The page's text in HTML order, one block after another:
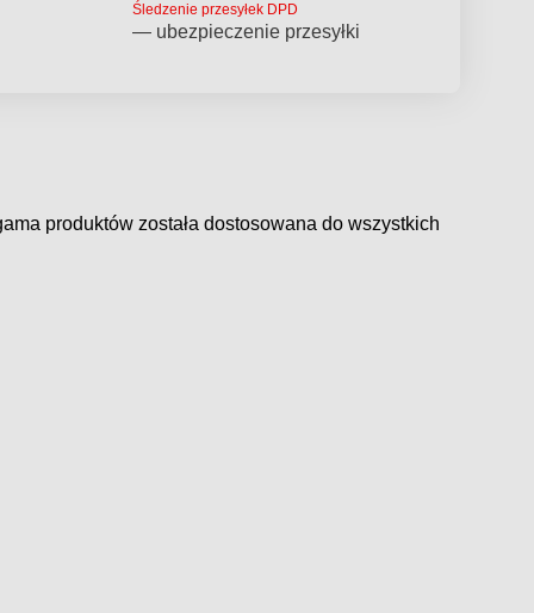
Śledzenie przesyłek DPD
— ubezpieczenie przesyłki
produktów zostaładostosowana do wszystkich